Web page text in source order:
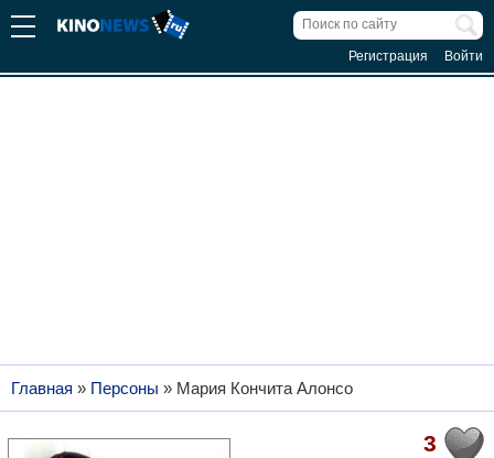
Регистрация Войти
Главная » Персоны » Мария Кончита Алонсо
3